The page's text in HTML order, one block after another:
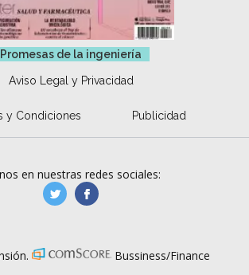
Promesas de la ingeniería
Aviso Legal y Privacidad
y Condiciones Publicidad
en nuestras redes sociales:
manufacturaGE
Bussiness/Finance